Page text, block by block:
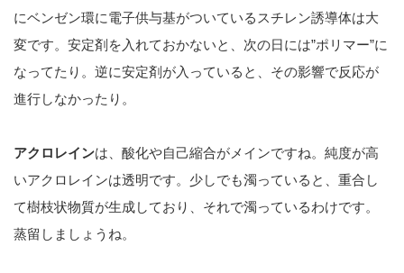
にベンゼン環に電子供与基がついているスチレン誘導体は大
変です。安定剤を入れておかないと、次の日には”ポリマー”に
なってたり。逆に安定剤が入っていると、その影響で反応が
進行しなかったり。
アクロレインは、酸化や自己縮合がメインですね。純度が高
いアクロレインは透明です。少しでも濁っていると、重合し
て樹枝状物質が生成しており、それで濁っているわけです。
蒸留しましょうね。